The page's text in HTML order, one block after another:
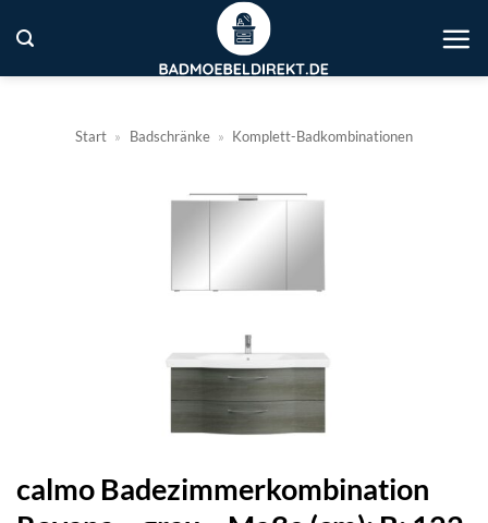
Inhalt
springen
Start » Badschränke » Komplett-Badkombinationen
calmo Badezimmerkombination